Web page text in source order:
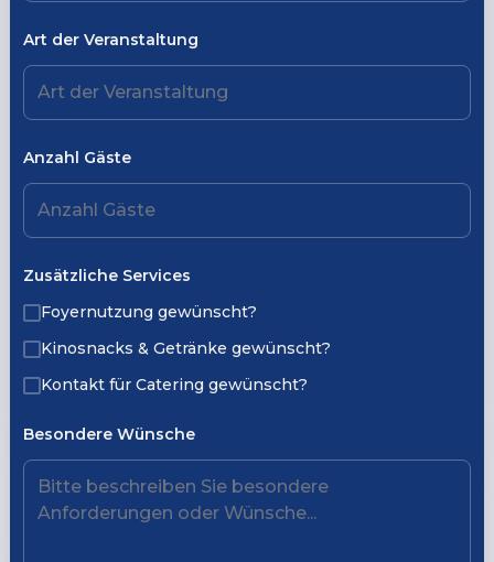
Art der Veranstaltung
Anzahl Gäste
Zusätzliche Services
Foyernutzung gewünscht?
Kinosnacks & Getränke gewünscht?
Kontakt für Catering gewünscht?
Besondere Wünsche